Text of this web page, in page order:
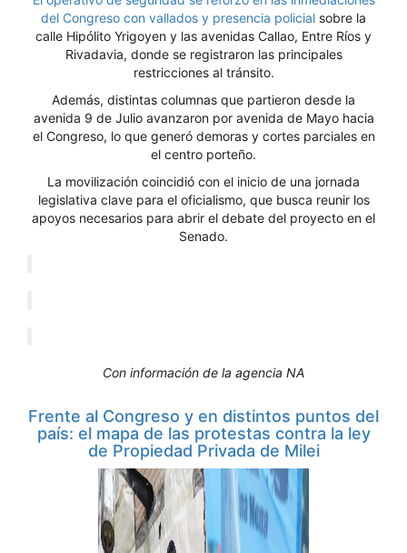
del Congreso con vallados y presencia policial sobre la
calle Hipólito Yrigoyen y las avenidas Callao, Entre Ríos y
Rivadavia, donde se registraron las principales
restricciones al tránsito.
Además, distintas columnas que partieron desde la
avenida 9 de Julio avanzaron por avenida de Mayo hacia
el Congreso, lo que generó demoras y cortes parciales en
el centro porteño.
La movilización coincidió con el inicio de una jornada
legislativa clave para el oficialismo, que busca reunir los
apoyos necesarios para abrir el debate del proyecto en el
Senado.
Con información de la agencia NA
Frente al Congreso y en distintos puntos del
país: el mapa de las protestas contra la ley
de Propiedad Privada de Milei